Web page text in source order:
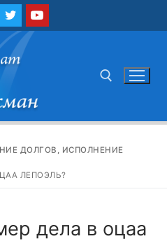
ДОЛГОВ, ИСПОЛНЕНИЕ
ЛЕПОЭЛЬ?
дела в оцаа